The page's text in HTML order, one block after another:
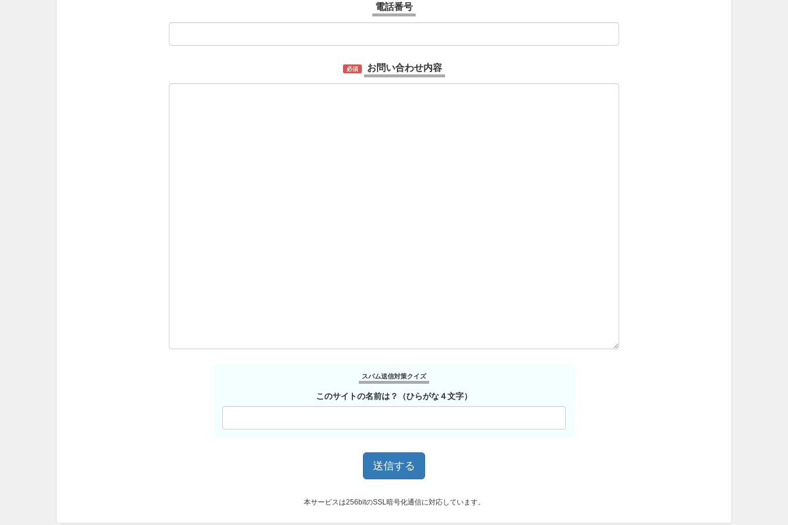
電話番号
必須 お問い合わせ内容
スパム送信対策クイズ
このサイトの名前は？（ひらがな４文字）
本サービスは256bitのSSL暗号化通信に対応しています。